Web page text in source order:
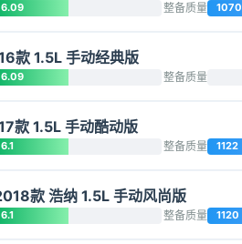
6.09 整备质量 1070
款 1.5L 手动经典版
6.09 整备质量
款 1.5L 手动酷动版
6.1 整备质量 1122
款 浩纳 1.5L 手动风尚版
6.1 整备质量 1120